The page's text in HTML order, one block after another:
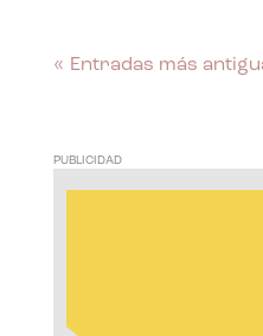
« Entradas más
PUBLICIDAD